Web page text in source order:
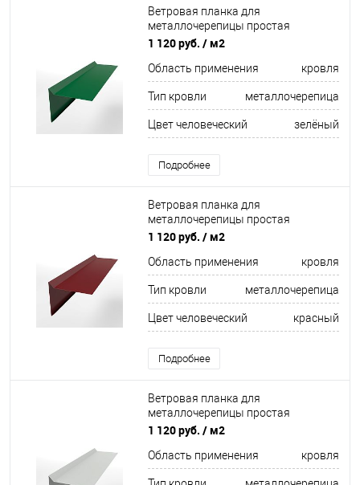
Ветровая планка для
металлочерепицы простая
оцинкованная с порошковым
1 120 руб. / м2
Область применения кровля
Тип кровли металлочерепица
Цвет человеческий зелёный
Подробнее
Ветровая планка для
металлочерепицы простая
оцинкованная с порошковым
1 120 руб. / м2
Область применения кровля
Тип кровли металлочерепица
Цвет человеческий красный
Подробнее
Ветровая планка для
металлочерепицы простая
оцинкованная с порошковым
1 120 руб. / м2
Область применения кровля